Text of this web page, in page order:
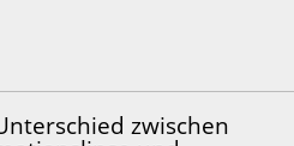
zwischen